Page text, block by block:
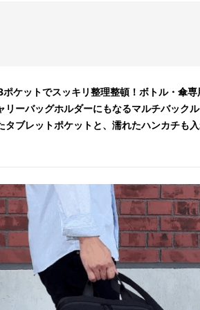
ケットでスッキリ整理整頓！ボトル・傘専
リーバッグホルダーにもなるマルチバック
タブレットポケットと、濡れたハンカチも